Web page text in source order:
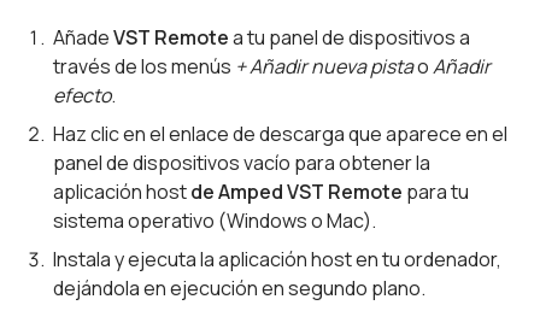
AñadeVST Remotea tu panel de dispositivos a
través de los menús + Añadir nueva pistaoAñadir
efecto.
Haz clic en el enlace de descarga que aparece en el
panel de dispositivos vacío para obtener la
aplicación hostde Amped VST Remote para tu
sistema operativo (Windows o Mac).
Instala y ejecuta la aplicación host en tu ordenador,
dejándola en ejecución en segundo plano.